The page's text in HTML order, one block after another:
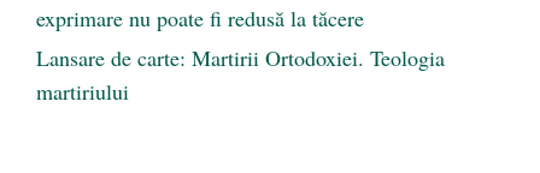
exprimare nu poate fi redusă la tăcere
Lansare de carte: Martirii Ortodoxiei. Teologia
martiriului